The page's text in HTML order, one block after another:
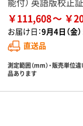
￥111,608 ￥
お届け日：9月4日（金
直送品
測定範囲（mm）・販売単位
品あります